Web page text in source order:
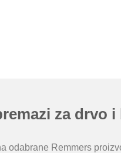
za drvo i
odabrane Remmers